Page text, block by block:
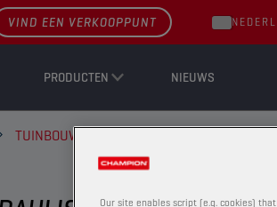
PRODUCTEN NIEUWS
VIND EEN VERKOOPPUNT
TUINBOUW
Our site enables script (e.g. cookies)